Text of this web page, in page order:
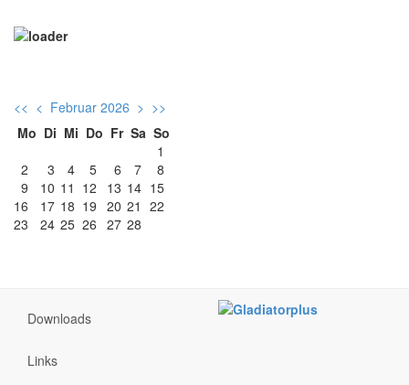
<< < Februar 2026 > >>
Mo Di Mi Do Fr Sa So
1
2
3 4 5 6 7
8
9
10 11 12 13 14 15
16
17 18 19 20 21 22
23
24 25 26 27 28
Downloads
Links